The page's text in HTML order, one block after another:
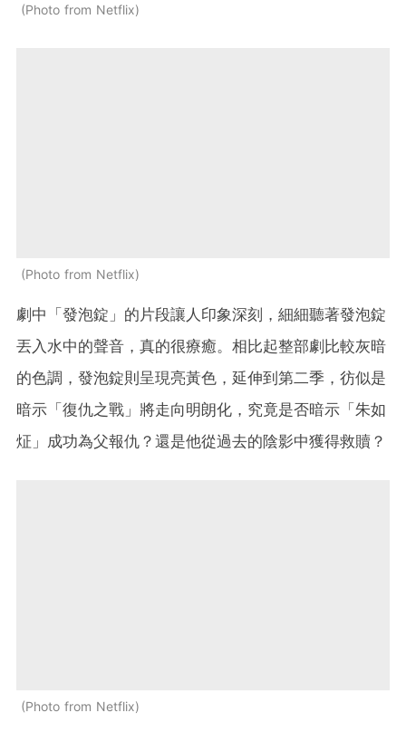
Photo from Netflix
Photo from Netflix
劇中「發泡錠」的片段讓人印象深刻，細細聽著發泡錠
丟入水中的聲音，真的很療癒。相比起整部劇比較灰暗
的色調，發泡錠則呈現亮黃色，延伸到第二季，彷似是
暗示「復仇之戰」將走向明朗化，究竟是否暗示「朱如
炡」成功為父報仇？還是他從過去的陰影中獲得救贖？
Photo from Netflix